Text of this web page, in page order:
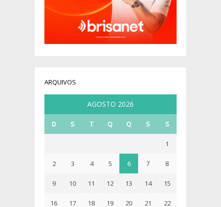
ARQUIVOS
AGOSTO 2026
D S T Q Q S S
1
2 3 4 5 6 7 8
9 10 11 12 13 14 15
16 17 18 19 20 21 22